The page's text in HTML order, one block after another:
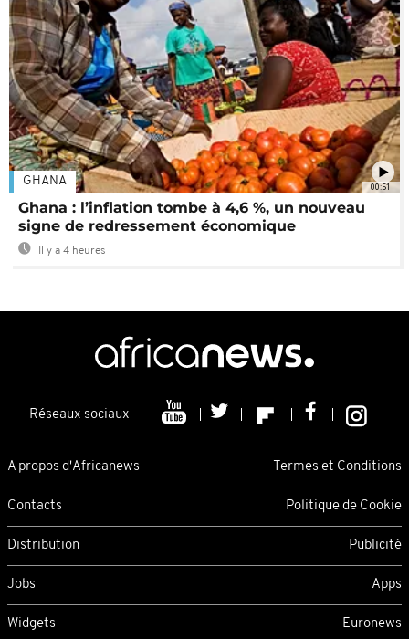
00:51
GHANA
Ghana : l’inflation tombe à 4,6 %, un nouveau
signe de redressement économique
Il y a 4 heures
Réseaux sociaux
A propos d'Africanews Termes et Conditions
Contacts Politique de Cookie
Distribution Publicité
Jobs Apps
Widgets Euronews